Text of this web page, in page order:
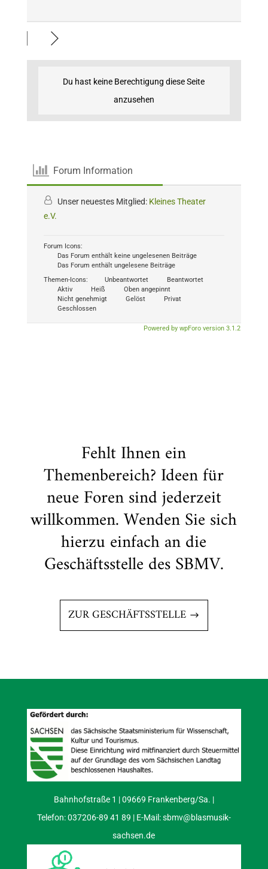
Du hast keine Berechtigung diese Seite
anzusehen
Forum Information
Unser neuestes Mitglied: Kleines Theater
e.V.
Forum Icons:
Das Forum enthält keine ungelesenen Beiträge
Das Forum enthält ungelesene Beiträge
Themen-Icons:
Unbeantwortet
Beantwortet
Aktiv
Heiß
Oben angepinnt
Nicht genehmigt
Gelöst
Privat
Geschlossen
Powered by wpForo version 3.1.2
Fehlt Ihnen ein
Themenbereich? Ideen für
neue Foren sind jederzeit
willkommen. Wenden Sie sich
hierzu einfach an die
Geschäftsstelle des SBMV.
ZUR GESCHÄFTSSTELLE
Bahnhofstraße 1 | 09669 Frankenberg/Sa. |
Telefon: 037206-89 41 89 | E-Mail:sbmv@blasmusik-
sachsen.de